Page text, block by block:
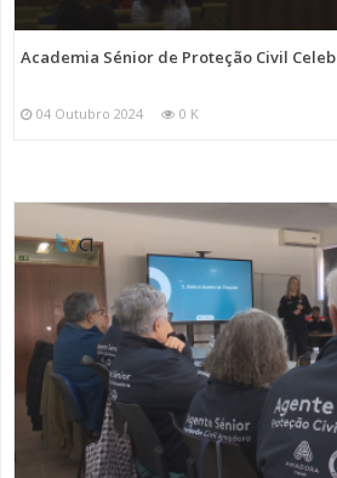
Academia Sénior de Proteção Civil
04 Outubro 2024 0 K